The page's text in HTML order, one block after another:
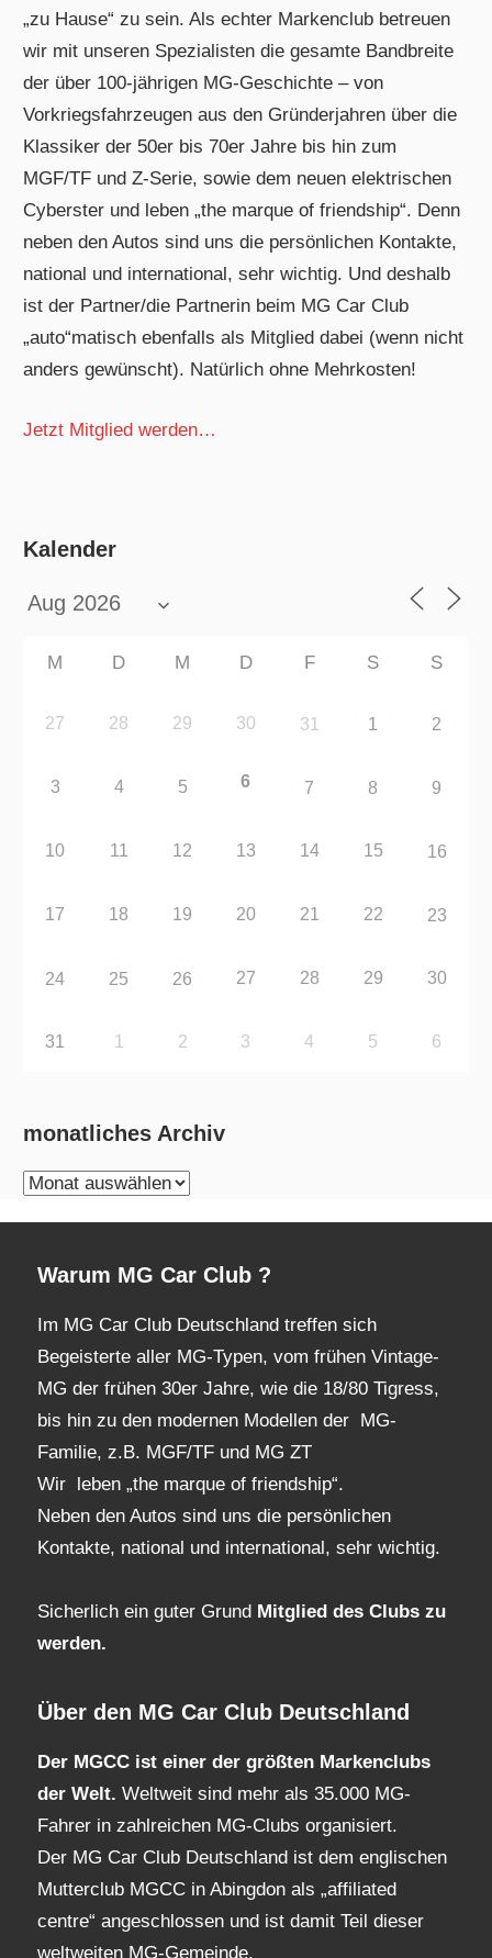
„zu Hause“ zu sein. Als echter Markenclub betreuen
wir mit unseren Spezialisten die gesamte Bandbreite
der über 100-jährigen MG-Geschichte – von
Vorkriegsfahrzeugen aus den Gründerjahren über die
Klassiker der 50er bis 70er Jahre bis hin zum
MGF/TF und Z-Serie, sowie dem neuen elektrischen
Cyberster und leben „the marque of friendship“. Denn
neben den Autos sind uns die persönlichen Kontakte,
national und international, sehr wichtig. Und deshalb
ist der Partner/die Partnerin beim MG Car Club
„auto“matisch ebenfalls als Mitglied dabei (wenn nicht
anders gewünscht). Natürlich ohne Mehrkosten!
Jetzt Mitglied werden…
Kalender
M D M D F S S
27 28 29 30 31 1 2
3 4 5 6 7 8 9
10 11 12 13 14 15 16
17 18 19 20 21 22 23
24 25 26 27 28 29 30
31 1 2 3 4 5 6
monatliches Archiv
monatliches
Warum MG Car Club ?
Im MG Car Club Deutschland treffen sich
Begeisterte aller MG-Typen, vom frühen Vintage-
MG der frühen 30er Jahre, wie die 18/80 Tigress,
bis hin zu den modernen Modellen der MG-
Familie, z.B. MGF/TF und MG ZT
Wir leben „the marque of friendship“.
Neben den Autos sind uns die persönlichen
Kontakte, national und international, sehr wichtig.
Sicherlich ein guter Grund Mitglied des Clubs zu
werden.
Über den MG Car Club Deutschland
Der MGCC ist einer der größten Markenclubs
der Welt. Weltweit sind mehr als 35.000 MG-
Fahrer in zahlreichen MG-Clubs organisiert.
Der MG Car Club Deutschland ist dem englischen
Mutterclub MGCC in Abingdon als „affiliated
centre“ angeschlossen und ist damit Teil dieser
weltweiten MG-Gemeinde.